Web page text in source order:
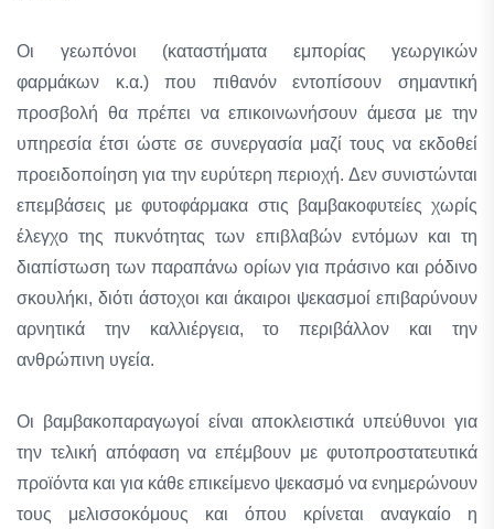
Οι γεωπόνοι (καταστήματα εμπορίας γεωργικών
φαρμάκων κ.α.) που πιθανόν εντοπίσουν σημαντική
προσβολή θα πρέπει να επικοινωνήσουν άμεσα με την
υπηρεσία έτσι ώστε σε συνεργασία μαζί τους να εκδοθεί
προειδοποίηση για την ευρύτερη περιοχή. Δεν συνιστώνται
επεμβάσεις με φυτοφάρμακα στις βαμβακοφυτείες χωρίς
έλεγχο της πυκνότητας των επιβλαβών εντόμων και τη
διαπίστωση των παραπάνω ορίων για πράσινο και ρόδινο
σκουλήκι, διότι άστοχοι και άκαιροι ψεκασμοί επιβαρύνουν
αρνητικά την καλλιέργεια, το περιβάλλον και την
ανθρώπινη υγεία.
Οι βαμβακοπαραγωγοί είναι αποκλειστικά υπεύθυνοι για
την τελική απόφαση να επέμβουν με φυτοπροστατευτικά
προϊόντα και για κάθε επικείμενο ψεκασμό να ενημερώνουν
τους μελισσοκόμους και όπου κρίνεται αναγκαίο η